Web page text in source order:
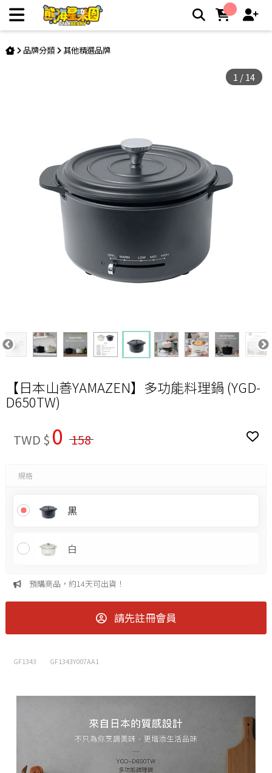
【日本山善YAMAZEN】多功能料理鍋 (YGD-D650TW) | 熊嗨
星親子樂園夾娃娃機店
品牌分類 其他精選品牌
1 /14
【日本山善YAMAZEN】多功能料理鍋 (YGD-
D650TW)
TWD $ 0 158
規格
黑
白
預購商品，約14天可出貨！
請先註冊會員
GF1343 GF1343Y007AA1